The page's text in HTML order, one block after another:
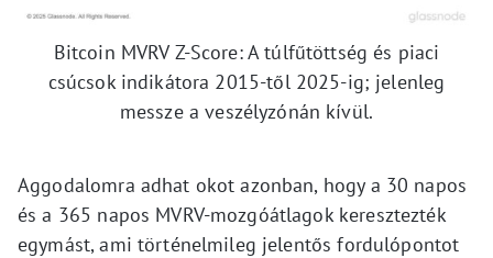
Bitcoin MVRV Z-Score: A túlfűtöttség és piaci
csúcsok indikátora 2015-től 2025-ig; jelenleg
messze a veszélyzónán kívül.
Aggodalomra adhat okot azonban, hogy a 30 napos
és a 365 napos MVRV-mozgóátlagok keresztezték
egymást, ami történelmileg jelentős fordulópontot